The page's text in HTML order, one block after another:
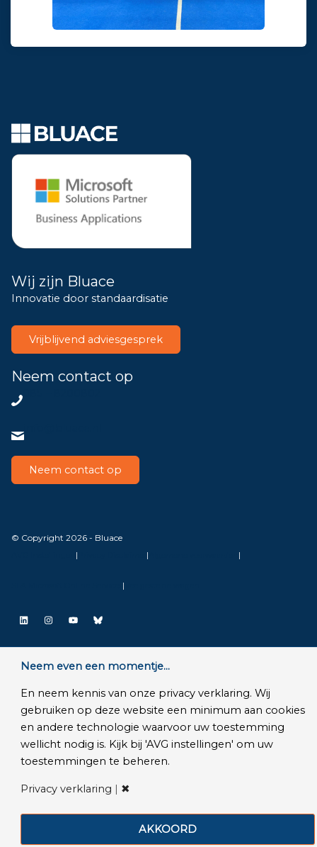
Wij zijn Bluace
Innovatie door standaardisatie
Vrijblijvend adviesgesprek
Neem contact op
Neem contact op
© Copyright 2026 - Bluace
| | |
|
LinkedIn
Instagram
YouTube
Bluesky
Neem even een momentje...
En neem kennis van onze privacy verklaring. Wij
gebruiken op deze website een minimum aan cookies
en andere technologie waarvoor uw toestemming
wellicht nodig is. Kijk bij 'AVG instellingen' om uw
toestemmingen te beheren.
Privacy verklaring | ✖
AKKOORD